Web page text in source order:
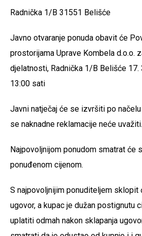
Radnička 1/B 31551 Belišće
Javno otvaranje ponuda obavit će
prostorijama Uprave Kombela d.o.o.
djelatnosti, Radnička 1/B Belišće 17.
13:00 sati
Javni natječaj će se izvršiti po načelu
se naknadne reklamacije neće uvažiti.
Najpovoljnijom ponudom smatrat će
ponuđenom cijenom.
S najpovoljnijim ponuditeljem sklopit
ugovor, a kupac je dužan postignutu
uplatiti odmah nakon sklapanja